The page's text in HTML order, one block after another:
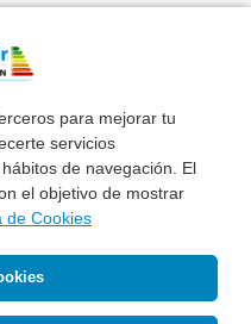
para mejorar tu
servicios
de navegación. El
el objetivo de mostrar
de Cookies
Calderas